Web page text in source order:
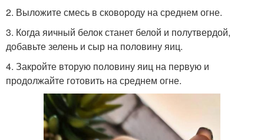
2. Выложите смесь в сковороду на среднем огне.
3. Когда яичный белок станет белой и полутвердой,
добавьте зелень и сыр на половину яиц.
4. Закройте вторую половину яиц на первую и
продолжайте готовить на среднем огне.